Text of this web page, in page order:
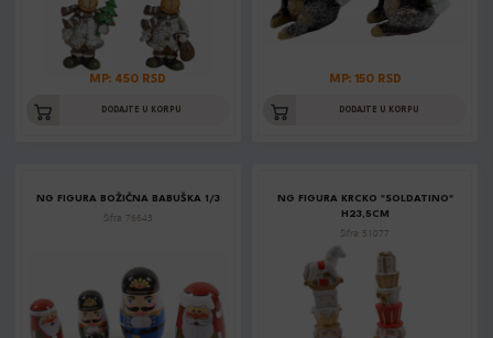
MP: 450 RSD
DODAJTE U KORPU
MP: 150 RSD
DODAJTE U KORPU
NG FIGURA BOŽIČNA BABUŠKA 1/3
Šifra: 76643
NG FIGURA KRCKO "SOLDATINO"
H23,5CM
Šifra: 51077